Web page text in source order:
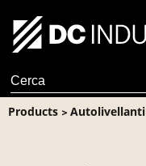
Search
for:
Products > Autolivellanti